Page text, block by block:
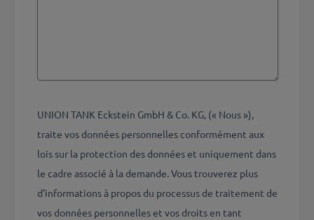
UNION TANK Eckstein GmbH & Co. KG, (« Nous »),
traite vos données personnelles conformément aux
lois sur la protection des données et uniquement dans
le cadre associé à la demande. Vous trouverez plus
d'informations à propos du processus de traitement de
vos données personnelles et vos droits en tant